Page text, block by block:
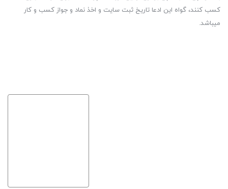
کسب کنند، گواه این ادعا تاریخ ثبت سایت و اخذ نماد و جواز کسب و کار
میباشد.